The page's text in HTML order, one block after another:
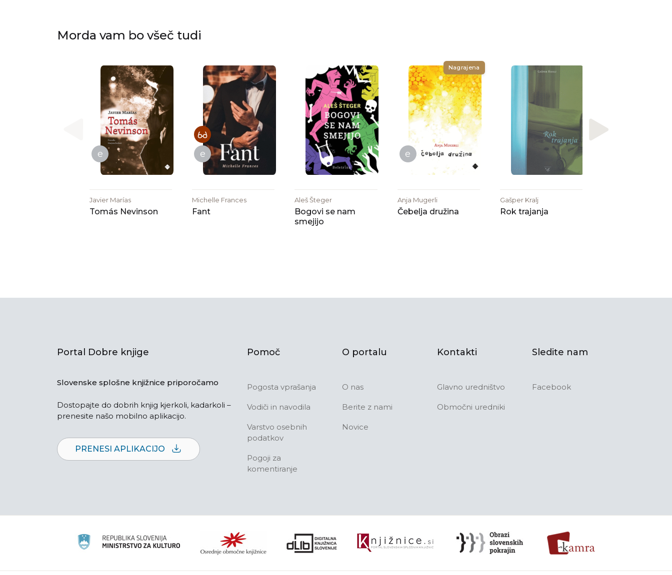
Morda vam bo všeč tudi
e
Javier Marías
Tomás Nevinson
e
Michelle Frances
Fant
Aleš Šteger
Bogovi se nam
smejijo
Nagrajena
e
Anja Mugerli
Čebelja družina
Gašper Kralj
Rok trajanja
Portal Dobre knjige
Slovenske splošne knjižnice priporočamo
Dostopajte do dobrih knjig kjerkoli, kadarkoli –
prenesite našo mobilno aplikacijo.
PRENESI APLIKACIJO
Pomoč
Pogosta vprašanja
Vodiči in navodila
Varstvo osebnih
podatkov
Pogoji za
komentiranje
O portalu
O nas
Berite z nami
Novice
Kontakti
Glavno uredništvo
Območni uredniki
Sledite nam
Facebook